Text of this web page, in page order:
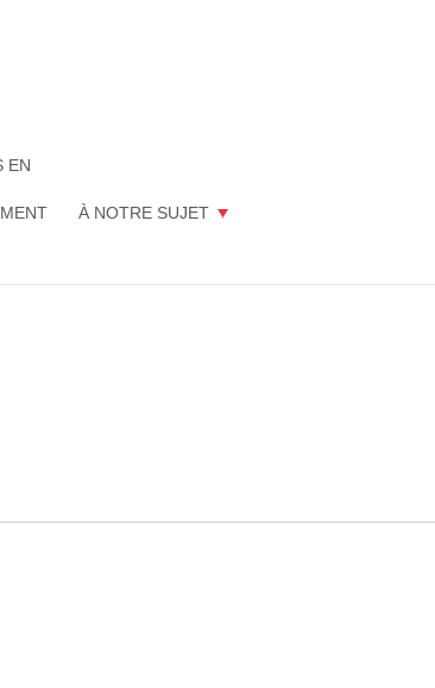
EN
À NOTRE SUJET